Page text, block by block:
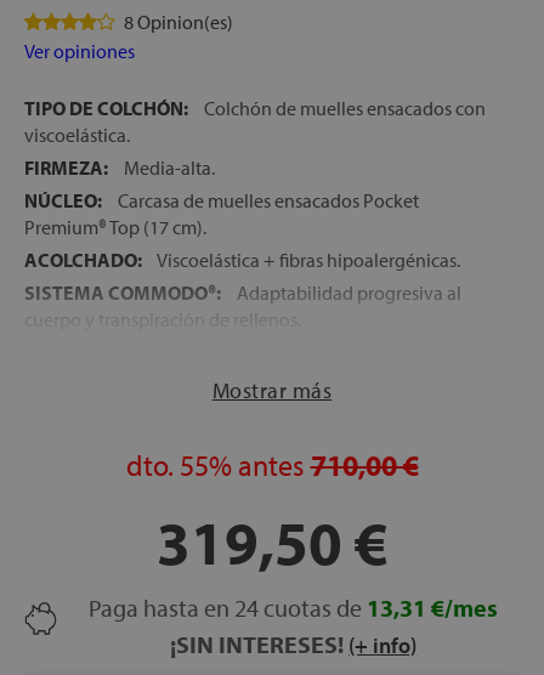
8 Opinion(es)
Ver opiniones
TIPO DE COLCHÓN:
Colchón de muelles ensacados con
viscoelástica.
FIRMEZA:
Media-alta.
NÚCLEO:
Carcasa de muelles ensacados Pocket
Premium® Top (17 cm).
ACOLCHADO: Viscoelástica + fibras hipoalergénicas.
SISTEMA COMMODO®:
Adaptabilidad progresiva al
cuerpo y transpiración de rellenos.
SISTEMA OPTIGRADE®: Regulación de temperatura y
SISTEMA TOTAL PROTECT:
Protección antibacteriana y
mejora la resistencia y estabilidad.
ASAS LATERALES: 4 asas verticales para facilitar el
Mostrar más
dto. 55% antes710,00 €
319,50 €
Paga hasta en 24 cuotas de 13,31 €/mes
¡SIN INTERESES! (+ info)